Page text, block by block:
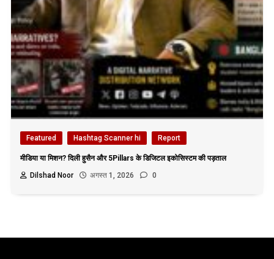
Featured Hashtag Scanner hi Report
मीडिया या मिशन? दिली हुसैन और 5Pillars के डिजिटल इकोसिस्टम की पड़ताल
Dilshad Noor
अगस्त 1, 2026 0